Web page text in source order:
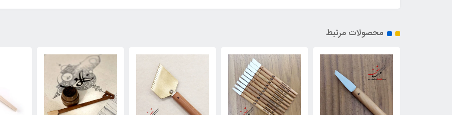
محصولات مرتبط